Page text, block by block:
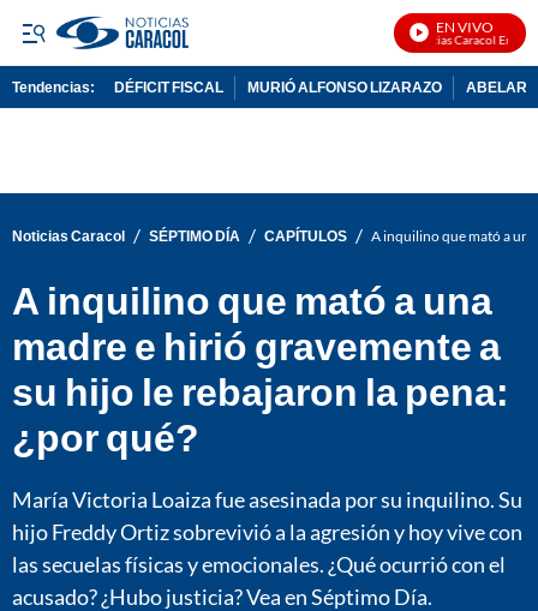
EN VIVO
Noticias Caracol En Vivo
Tendencias: DÉFICIT FISCAL MURIÓ ALFONSO LIZARAZO
Noticias Caracol / SÉPTIMO DÍA / CAPÍTULOS / A inquilino que mató a
A inquilino que mató a una
madre e hirió gravemente a
su hijo le rebajaron la pena:
¿por qué?
María Victoria Loaiza fue asesinada por su inquilino. Su
hijo Freddy Ortiz sobrevivió a la agresión y hoy vive con
las secuelas físicas y emocionales. ¿Qué ocurrió con el
acusado? ¿Hubo justicia? Vea en Séptimo Día.